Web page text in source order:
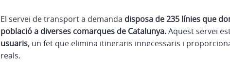
El servei de transport a demanda disposa de 235 línies que
població a diverses comarques de Catalunya.Aquest servei
usuaris, un fet que elimina itineraris innecessaris i
reals.